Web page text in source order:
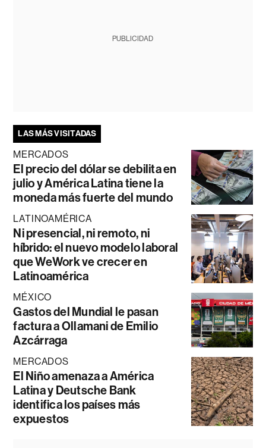
PUBLICIDAD
LAS MÁS VISITADAS
MERCADOS
El precio del dólar se debilita en
julio y América Latina tiene la
moneda más fuerte del mundo
LATINOAMÉRICA
Ni presencial, ni remoto, ni
híbrido: el nuevo modelo laboral
que WeWork ve crecer en
Latinoamérica
MÉXICO
Gastos del Mundial le pasan
factura a Ollamani de Emilio
Azcárraga
MERCADOS
El Niño amenaza a América
Latina y Deutsche Bank
identifica los países más
expuestos